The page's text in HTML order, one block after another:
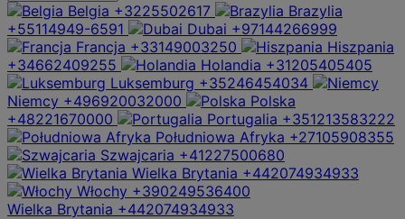
Belgia +3225502617
Brazylia
+55114949-6591
Dubai +97144266999
Francja +33149003250
Hiszpania
+34662409255
Holandia +31205405405
Luksemburg +35246454034
Niemcy +496920032000
Polska
+48221670000
Portugalia +351213583222
Południowa Afryka +27105908355
Szwajcaria +41227500680
Wielka Brytania +442074934933
Włochy +390249536400
Wielka Brytania +442074934933